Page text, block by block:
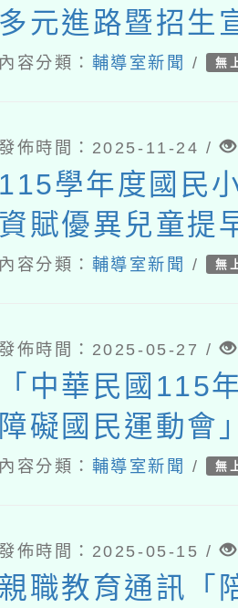
多元進路暨招生
會」
內容分類： 輔導室新聞 / 無
發佈時間：2025-11-24 /
115學年度國民
資賦優異兒童提
簡章
內容分類： 輔導室新聞 / 無
發佈時間：2025-05-27 /
「中華民國115
障礙國民運動會
內容分類： 輔導室新聞 / 無
發佈時間：2025-05-15 /
親職教育通訊「